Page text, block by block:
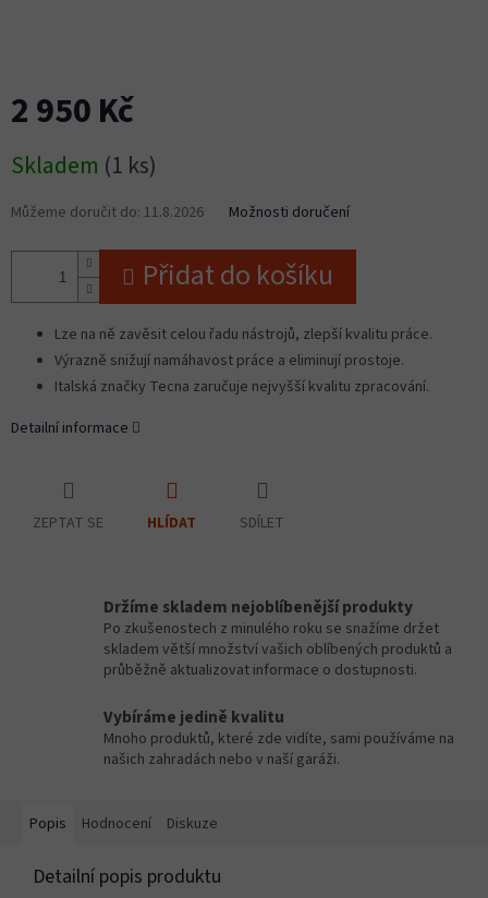
2 950 Kč
cena:
Skladem (1 ks)
Můžeme doručit do: 11.8.2026 Možnosti doručení
Přidat do košíku
Lze na ně zavěsit celou řadu nástrojů, zlepší kvalitu práce.
Výrazně snižují namáhavost práce a eliminují prostoje.
Italská značky Tecna zaručuje nejvyšší kvalitu zpracování.
Detailní informace
ZEPTAT SE HLÍDAT SDÍLET
Držíme skladem nejoblíbenější produkty
Po zkušenostech z minulého roku se snažíme držet
skladem větší množství vašich oblíbených produktů a
průběžně aktualizovat informace o dostupnosti.
Vybíráme jedině kvalitu
Mnoho produktů, které zde vidíte, sami používáme na
našich zahradách nebo v naší garáži.
Popis Hodnocení Diskuze
Detailní popis produktu